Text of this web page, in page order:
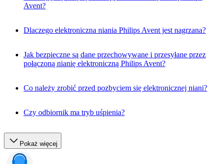
Avent?
Dlaczego elektroniczna niania Philips Avent jest nagrzana?
Jak bezpieczne są dane przechowywane i przesyłane przez
połączoną nianię elektroniczną Philips Avent?
Co należy zrobić przed pozbyciem się elektronicznej niani?
Czy odbiornik ma tryb uśpienia?
Pokaż więcej